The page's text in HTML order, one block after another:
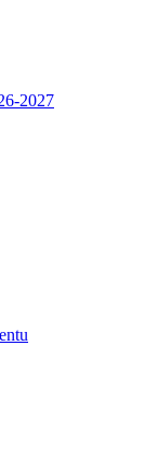
2027